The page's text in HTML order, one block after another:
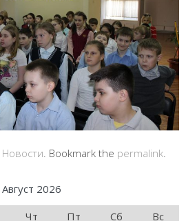
Новости . Bookmark the permalink
Август 2026
Чт Пт Сб
Вс